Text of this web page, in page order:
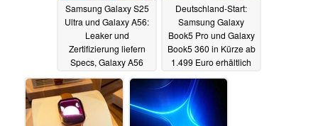
Samsung Galaxy S25
Ultra und Galaxy A56:
Leaker und
Zertifizierung liefern
Specs, Galaxy A56
09.01.2025
Deutschland-Start:
Samsung Galaxy
Book5 Pro und Galaxy
Book5 360 in Kürze ab
1.499 Euro erhältlich
09.01.2025